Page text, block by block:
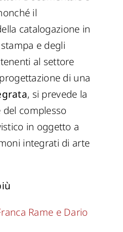
il
catalogazione in
e degli
al settore
di una
, si prevede la
complesso
in oggetto a
integrati di arte
Rame e Dario